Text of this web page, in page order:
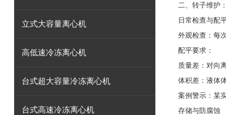
立式大容量离心机
高低速冷冻离心机
台式超大容量冷冻离心机
台式高速冷冻离心机
二、转子维护
日常检查与配
外观检查：每
配平要求：
质量差：对向
体积差：液体
案例警示：某
存储与防腐蚀